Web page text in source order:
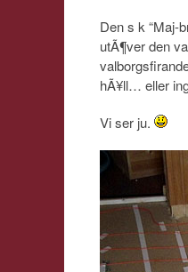
Den s k “Maj-
utÃ¶ver den
hÃ¥ll… eller
Vi ser ju.